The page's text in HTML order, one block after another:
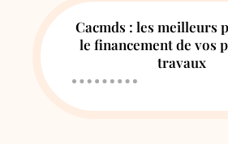
Cacmds : les meilleurs
le financement de vos
travaux